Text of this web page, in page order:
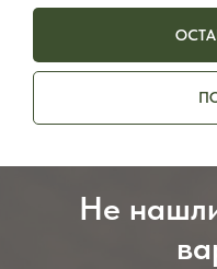
Не